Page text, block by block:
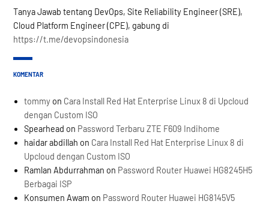
Tanya Jawab tentang DevOps, Site Reliability Engineer (SRE),
Cloud Platform Engineer (CPE), gabung di
https://t.me/devopsindonesia
KOMENTAR
tommy on Cara Install Red Hat Enterprise Linux 8 di Upcloud
dengan Custom ISO
Spearhead on Password Terbaru ZTE F609 Indihome
haidar abdillah on Cara Install Red Hat Enterprise Linux 8 di
Upcloud dengan Custom ISO
Ramlan Abdurrahman on Password Router Huawei HG8245H5
Berbagai ISP
Konsumen Awam on Password Router Huawei HG8145V5